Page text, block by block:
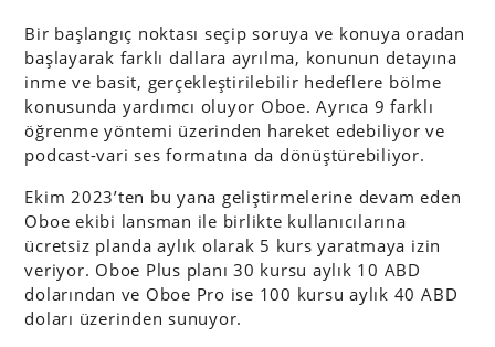
Bir başlangıç noktası seçip soruya ve konuya oradan
başlayarak farklı dallara ayrılma, konunun detayına
inme ve basit, gerçekleştirilebilir hedeflere bölme
konusunda yardımcı oluyor Oboe. Ayrıca 9 farklı
öğrenme yöntemi üzerinden hareket edebiliyor ve
podcast-vari ses formatına da dönüştürebiliyor.
Ekim 2023’ten bu yana geliştirmelerine devam eden
Oboe ekibi lansman ile birlikte kullanıcılarına
ücretsiz planda aylık olarak 5 kurs yaratmaya izin
veriyor. Oboe Plus planı 30 kursu aylık 10 ABD
dolarından ve Oboe Pro ise 100 kursu aylık 40 ABD
doları üzerinden sunuyor.